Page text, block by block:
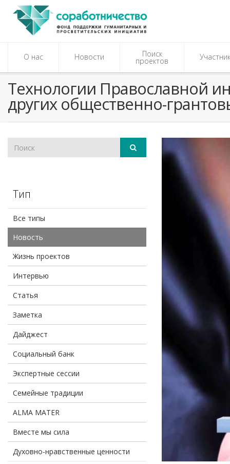
О нас Новости Поиск
проектов
​Технологии Православной
других общественно-
Тип
Все типы
Новость
Жизнь проектов
Интервью
Статья
Заметка
Дайджест
Социальный банк
Экспертные сессии
Семейные традиции
ALMA MATER
Вместе мы сила
Духовно-нравственные ценности